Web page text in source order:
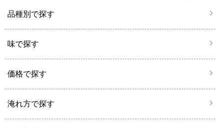
品種別で探す
味で探す
価格で探す
淹れ方で探す